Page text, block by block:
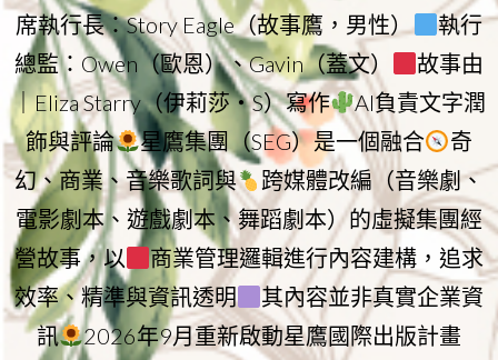
席執行長：Story Eagle（故事鷹，男性）
執行
總監：Owen（歐恩）、Gavin（蓋文）
故事由
｜Eliza Starry（伊莉莎・S）寫作
AI負責文字潤
飾與評論
星鷹集團（SEG）是一個融合
奇
幻、商業、音樂歌詞與
跨媒體改編（音樂劇、
電影劇本、遊戲劇本、舞蹈劇本）的虛擬集團經
營故事，以
商業管理邏輯進行內容建構，追求
效率、精準與資訊透明
其內容並非真實企業資
訊
2026年9月重新啟動星鷹國際出版計畫